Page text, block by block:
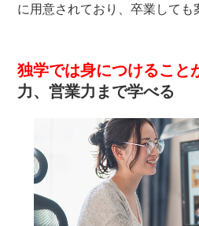
に用意されており、卒業しても
独学では身につけること
力、営業力まで学べる